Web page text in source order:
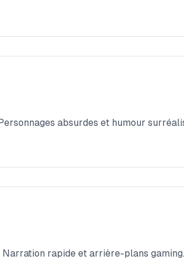
absurdes et humour
rapide et arrière-plans gaming.